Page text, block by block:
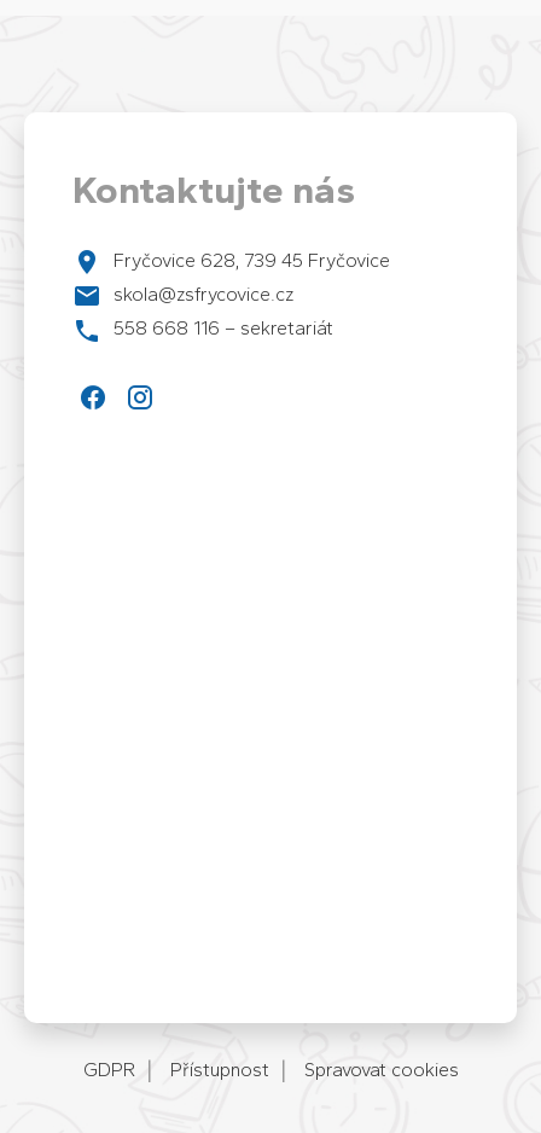
Kontaktujte nás
Fryčovice 628, 739 45 Fryčovice
skola@zsfrycovice.cz
558 668 116 – sekretariát
GDPR Přístupnost Spravovat cookies